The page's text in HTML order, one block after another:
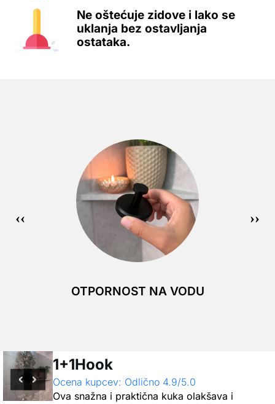
Ne oštećuje zidove i lako se
uklanja bez ostavljanja
ostataka.
OTPORNOST NA VODU
1+1Hook
Ocena kupcev: Odlično 4.9/5.0
Ova snažna i praktična kuka olakšava i